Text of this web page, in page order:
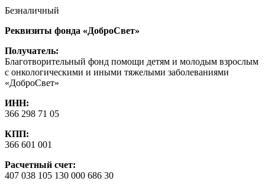
Безналичный
Реквизиты фонда «ДоброСвет»
Получатель:
Благотворительный фонд помощи детям и молодым взрослым
с онкологическими и иными тяжелыми заболеваниями
«ДоброСвет»
ИНН:
366 298 71 05
КПП:
366 601 001
Расчетный счет:
407 038 105 130 000 686 30